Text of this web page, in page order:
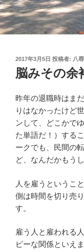
投
稿
日:
2017年3月5日 投稿者: 八
脳みその余
昨年の退職時はま
りはなかったけど
ンして、どこかで
た単語だ！）する
ークでも、民間の
ど、なんだかもう
人を雇うというこ
側は時間を切り売
す。
雇う人と雇われる
ピーな関係といえま